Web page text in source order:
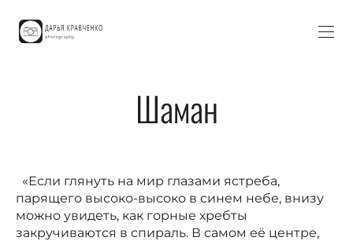
Шаман
«Если глянуть на мир глазами ястреба,
парящего высоко-высоко в синем небе, внизу
можно увидеть, как горные хребты
закручиваются в спираль. В самом её центре,